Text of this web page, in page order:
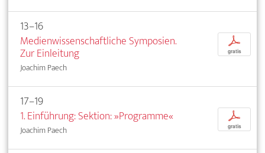
13–16
Medienwissenschaftliche Symposien.
Zur Einleitung
Joachim Paech
p
gratis
17–19
1. Einführung: Sektion: »Programme«
Joachim Paech
p
gratis